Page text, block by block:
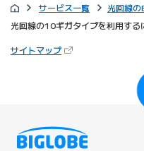
サービス一覧 光回線の
光回線の10ギガタイプを利用す
サイトマップ（新しいタブで開きま